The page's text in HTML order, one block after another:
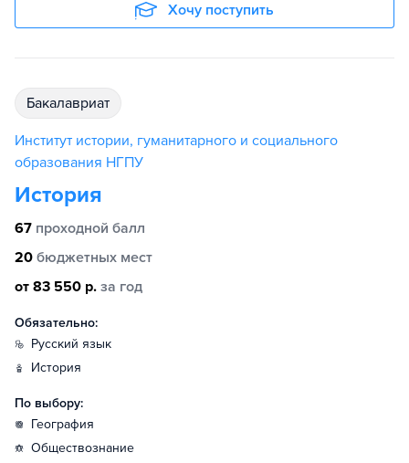
Хочу поступить
бакалавриат
Институт истории, гуманитарного и социального
образования НГПУ
История
67 проходной балл
20 бюджетных мест
от 83 550 р. за год
Обязательно:
русский язык
история
По выбору:
география
обществознание